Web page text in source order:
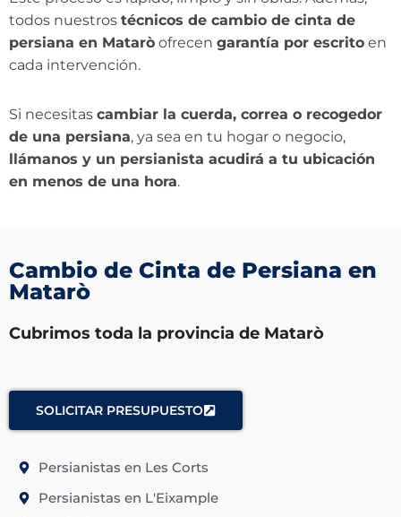
todos nuestros técnicos de cambio de cinta de
persiana en Matarò ofrecen garantía por escrito en
cada intervención.
Si necesitas cambiar la cuerda, correa o recogedor
de una persiana, ya sea en tu hogar o negocio,
llámanos y un persianista acudirá a tu ubicación
en menos de una hora.
Cambio de Cinta de Persiana en
Matarò
Cubrimos toda la provincia de Matarò
SOLICITAR PRESUPUESTO
Persianistas en Les Corts
Persianistas en L'Eixample